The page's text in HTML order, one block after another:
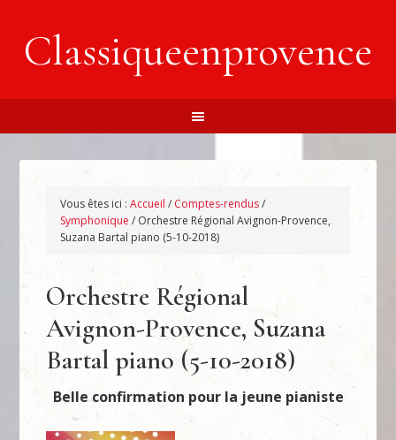
Classiqueenprovence
Vous êtes ici :Accueil / Comptes-rendus/
Symphonique / Orchestre Régional Avignon-Provence,
Suzana Bartal piano (5-10-2018)
Orchestre Régional
Avignon-Provence, Suzana
Bartal piano (5-10-2018)
Belle confirmation pour la jeune pianiste